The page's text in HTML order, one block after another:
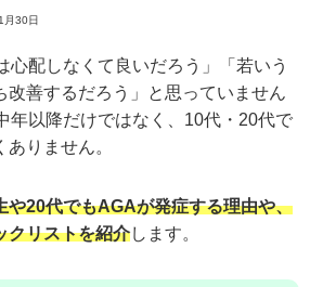
月30日
心配しなくて良いだろう」「若いう
改善するだろう」と思っていません
年以降だけではなく、10代・20代で
りません。
や20代でもAGAが発症する理由や、
クリストを紹介します。